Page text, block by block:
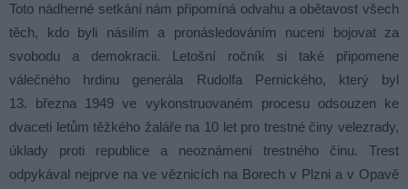
Toto nádherné setkání nám připomíná odvahu a obětavost všech
těch, kdo byli násilím a pronásledováním nuceni bojovat za
svobodu a demokracii. Letošní ročník si také připomene
válečného hrdinu generála Rudolfa Pernického, který byl
13. března 1949 ve vykonstruovaném procesu odsouzen ke
dvaceti letům těžkého žaláře na 10 let pro trestné činy velezrady,
úklady proti republice a neoznámení trestného činu. Trest
odpykával nejprve na ve věznicích na Borech v Plzni a v Opavě